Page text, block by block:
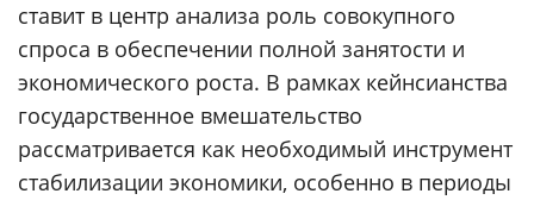
ставит в центр анализа роль совокупного
спроса в обеспечении полной занятости и
экономического роста. В рамках кейнсианства
государственное вмешательство
рассматривается как необходимый инструмент
стабилизации экономики, особенно в периоды